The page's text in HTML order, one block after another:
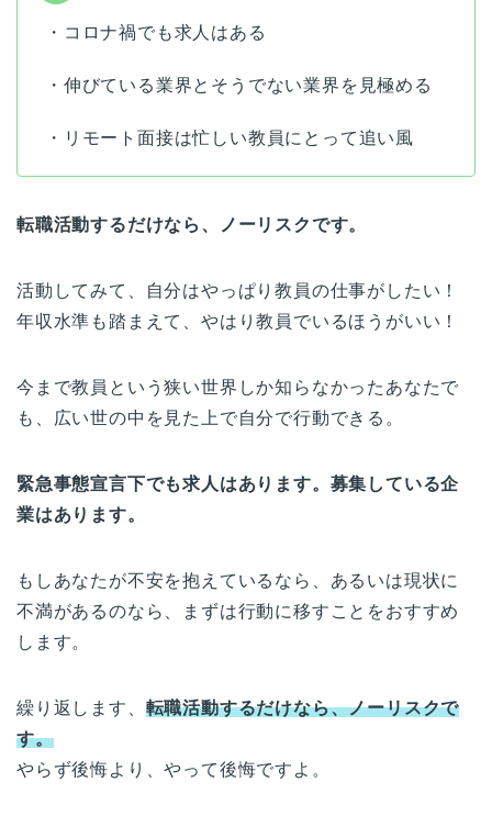
・コロナ禍でも求人はある
・伸びている業界とそうでない業界を見極める
・リモート面接は忙しい教員にとって追い風
転職活動するだけなら、ノーリスクです。
活動してみて、自分はやっぱり教員の仕事がしたい！
年収水準も踏まえて、やはり教員でいるほうがいい！
今まで教員という狭い世界しか知らなかったあなたで
も、広い世の中を見た上で自分で行動できる。
緊急事態宣言下でも求人はあります。募集している企
業はあります。
もしあなたが不安を抱えているなら、あるいは現状に
不満があるのなら、まずは行動に移すことをおすすめ
します。
繰り返します、 転職活動するだけなら、ノーリスクで
す。
やらず後悔より、やって後悔ですよ。